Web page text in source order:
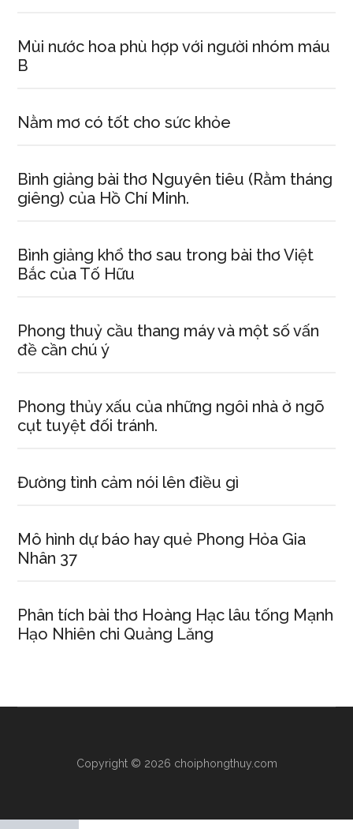
Mùi nước hoa phù hợp với người nhóm máu
B
Nằm mơ có tốt cho sức khỏe
Bình giảng bài thơ Nguyên tiêu (Rằm tháng
giêng) của Hồ Chí Minh.
Bình giảng khổ thơ sau trong bài thơ Việt
Bắc của Tố Hữu
Phong thuỷ cầu thang máy và một số vấn
đề cần chú ý
Phong thủy xấu của những ngôi nhà ở ngõ
cụt tuyệt đối tránh.
Đường tình cảm nói lên điều gì
Mô hình dự báo hay quẻ Phong Hỏa Gia
Nhân 37
Phân tích bài thơ Hoàng Hạc lâu tống Mạnh
Hạo Nhiên chi Quảng Lăng
Copyright © 2026 choiphongthuy.com